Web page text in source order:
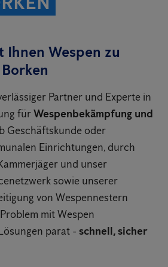
Wespen zu
Partner und Experte in
fürWespenbekämpfung und
Geschäftskunde oder
Einrichtungen, durch
und unser
sowie unserer
von Wespennestern
mit Wespen
parat - schnell, sicher